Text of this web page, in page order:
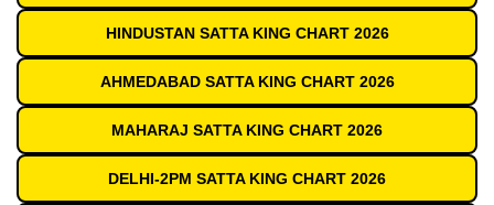
HINDUSTAN SATTA KING CHART 2026
AHMEDABAD SATTA KING CHART 2026
MAHARAJ SATTA KING CHART 2026
DELHI-2PM SATTA KING CHART 2026